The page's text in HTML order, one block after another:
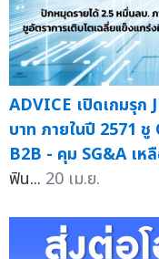
ADVICE เปิดเกมรุก
บาท ภายในปี 2571 ชู
B2B - คุม SG&A เห
ฟิน... 20 เม.ย.